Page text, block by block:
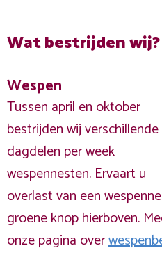
Wat bestrijden wij?
Wespen
Tussen april en oktober
bestrijden wij verschillende
dagdelen per week
wespennesten. Ervaart u
overlast van een
groene knop hierboven.
onze pagina over